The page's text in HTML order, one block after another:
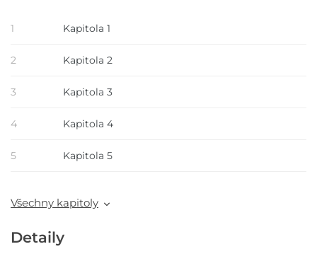
1 Kapitola 1
2 Kapitola 2
3 Kapitola 3
4 Kapitola 4
5 Kapitola 5
Všechny kapitoly
Detaily